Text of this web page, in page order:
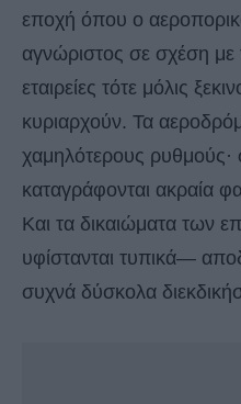
εποχή όπου ο
αγνώριστος σε σχέση
εταιρείες τότε μόλις
κυριαρχούν. Τα
χαμηλότερους
καταγράφονται ακραία
Και τα δικαιώματα των
υφίστανται τυπικά—
συχνά δύσκολα